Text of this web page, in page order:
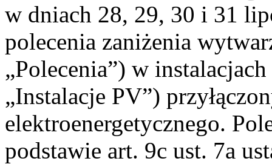
w dniach 28, 29, 30 i 31
polecenia zaniżenia
„Polecenia”) w
„Instalacje PV”)
elektroenergetycznego.
podstawie art. 9c ust. 7a